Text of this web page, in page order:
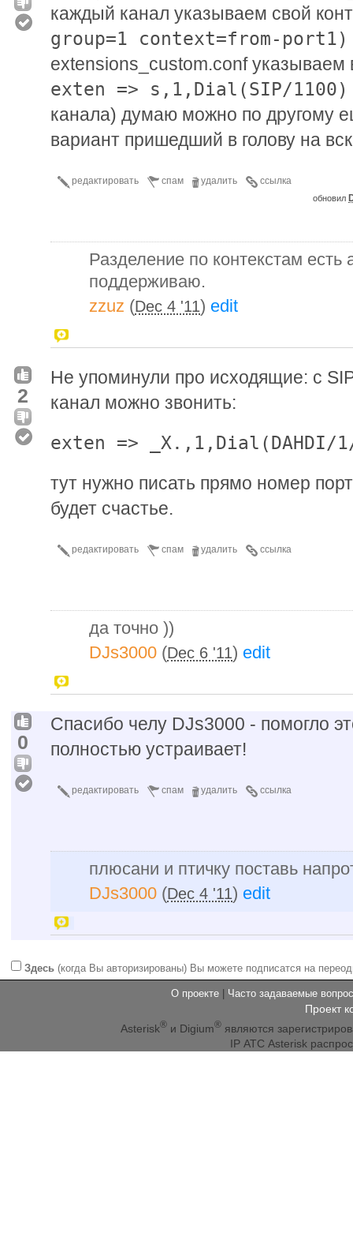
каждый канал указываем свой
group=1 context=from-port1)
extensions_custom.conf указываем
exten => s,1,Dial(SIP/1100)
канала) думаю можно по другому
вариант пришедший в голову на
ссылка
удалить
спам
редактировать
обновил
Разделение по контекстам есть
поддерживаю.
zzuz (Dec 4 '11) edit
2
Не упоминули про исходящие: с
канал можно звонить:
exten => _X.,1,Dial(DAHDI/
тут нужно писать прямо номер
будет счастье.
ссылка
удалить
спам
редактировать
да точно ))
DJs3000 (Dec 6 '11) edit
0
Спасибо челу DJs3000 - помогло
полностью устраивает!
ссылка
удалить
спам
редактировать
плюсани и птичку поставь
DJs3000 (Dec 4 '11) edit
Здесь (когда Вы авторизированы) Вы можете подписатся на
О проекте Часто задаваемые
Проект
Asterisk® и Digium® являются
IP АТС Asterisk